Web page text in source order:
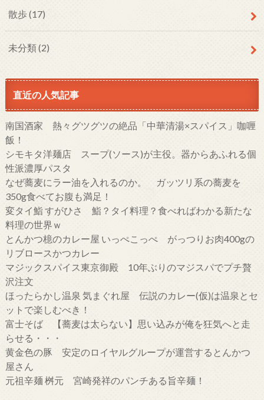
散歩(17)
未分類(2)
直近の人気記事
南国酒家 熱々グツグツの絶品「中華清湯×スパイス」咖喱
飯！
シモキタ洋麺店 スープ(ソース)が主役。器からあふれる個
性派濃厚パスタ
なぜ蕎麦にラー油を入れるのか。 ガッツリ系の蕎麦を
350g食べてお腹も満足！
変タイ鮨 すがひさ 鮨？タイ料理？食べればわかる新たな
料理の世界ｗ
とんかつ檍のカレー屋 いっぺこっぺ がっつりお肉400gの
リブロースかつカレー
マジックスパイス東京御殿 10年ぶりのマジスパでプチ贅
沢注文
ほったらかし温泉 気まぐれ屋 伝説のカレー(仮)は温泉とセ
ットで楽しむべき！
富士そば 【蕎麦は太らない】思い込みが俺を狂気へと走
らせる・・・
黄金色の豚 安定のロイヤルグループが運営するとんかつ
屋さん
元祖辛麺 桝元 宮崎発祥のパンチある旨辛麺！